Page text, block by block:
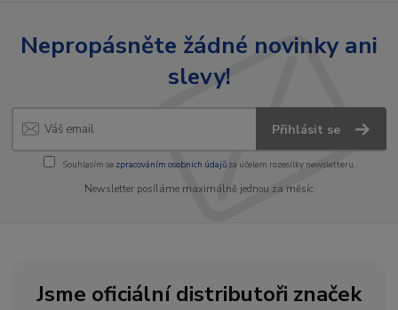
Nepropásněte žádné novinky ani
slevy!
Přihlásit se
Souhlasím se zpracováním osobních údajůza účelem rozesílky newsletteru.
Newsletter posíláme maximálně jednou za měsíc
Jsme oficiální distributoři značek